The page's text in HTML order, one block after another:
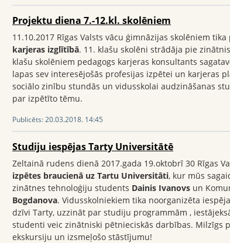
Projektu diena 7.-12.kl. skolēniem
11.10.2017 Rīgas Valsts vācu ģimnāzijas skolēniem
karjeras izglītībā. 11. klašu skolēni strādāja pie
klašu skolēniem pedagogs karjeras konsultants
lapas sev interesējošās profesijas izpētei un karjeras
sociālo zinību stundās un vidusskolai audzināšanas
par izpētīto tēmu.
Publicēts:20.03.2018. 14:45
Studiju iespējas Tarty Universitātē
Zeltainā rudens dienā 2017.gada 19.oktobrī 30 Rīgas
izpētes braucienā uz Tartu Universitāti, kur mūs
zinātnes tehnoloģiju students Dainis Ivanovs un
Bogdanova. Vidusskolniekiem tika noorganizēta
dzīvi Tarty, uzzināt par studiju programmām ,
studenti veic zinātniski pētnieciskās darbības. Milzīgs
ekskursiju un izsmeļošo stāstījumu!